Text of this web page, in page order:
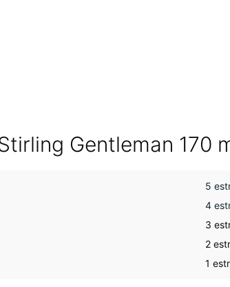
Gentleman 170
5
4
3
2
1